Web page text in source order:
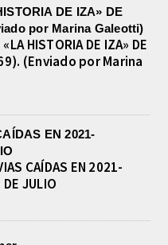
HISTORIA DE IZA» DE
(Enviado por Marina
CAÍDAS EN 2021-
JULIO